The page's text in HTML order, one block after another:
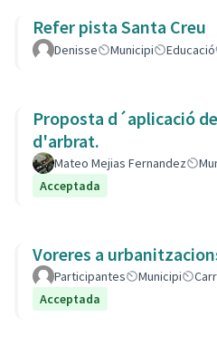
Refer pista Santa Creu
Denisse Municipi Educació
Proposta d´aplicació
d'arbrat.
Mateo Mejias Fernandez
Acceptada
Voreres a
Participantes Municipi
Acceptada